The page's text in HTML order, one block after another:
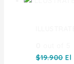
$19.900